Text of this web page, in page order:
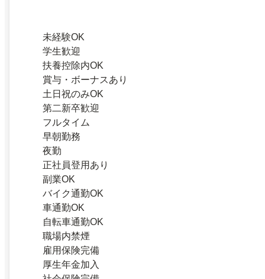
未経験OK
学生歓迎
扶養控除内OK
賞与・ボーナスあり
土日祝のみOK
第二新卒歓迎
フルタイム
早朝勤務
夜勤
正社員登用あり
副業OK
バイク通勤OK
車通勤OK
自転車通勤OK
職場内禁煙
雇用保険完備
厚生年金加入